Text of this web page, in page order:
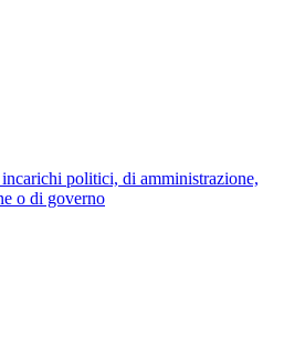
politici, di amministrazione,
o di governo